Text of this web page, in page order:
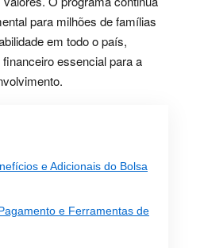
para milhões de famílias
em todo o país,
essencial para a
e Adicionais do Bolsa
e Ferramentas de